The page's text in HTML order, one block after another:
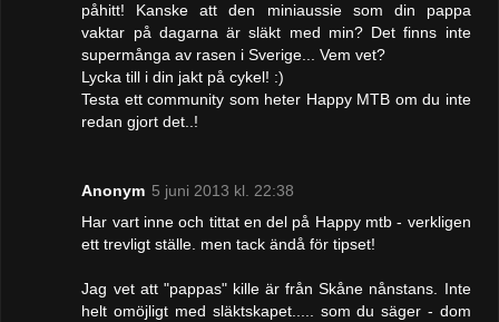
påhitt! Kanske att den miniaussie som din pappa
vaktar på dagarna är släkt med min? Det finns inte
supermånga av rasen i Sverige... Vem vet?
Lycka till i din jakt på cykel! :)
Testa ett community som heter Happy MTB om du inte
redan gjort det..!
Anonym 5 juni 2013 kl. 22:38
Har vart inne och tittat en del på Happy mtb - verkligen
ett trevligt ställe. men tack ändå för tipset!
Jag vet att "pappas" kille är från Skåne nånstans. Inte
helt omöjligt med släktskapet..... som du säger - dom